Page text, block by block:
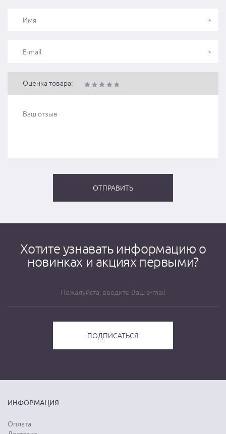
Оценка товара:
Хотите узнавать информацию о
новинках и акциях первыми?
ИНФОРМАЦИЯ
Оплата